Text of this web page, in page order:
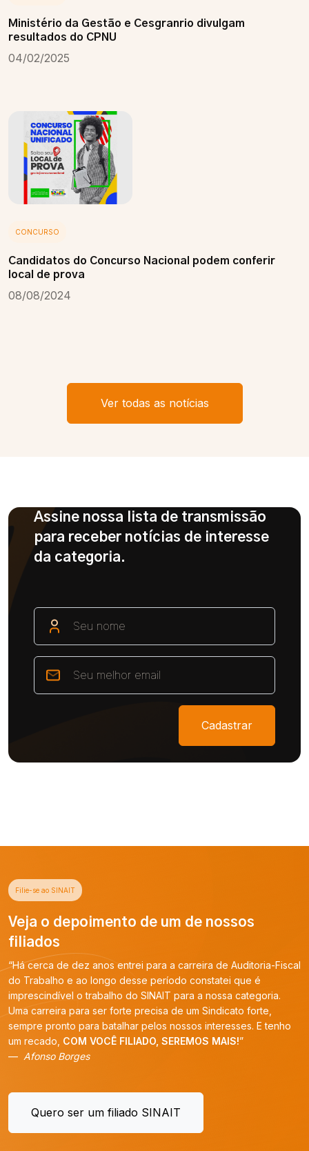
Ministério da Gestão e Cesgranrio divulgam
resultados do CPNU
04/02/2025
CONCURSO
Candidatos do Concurso Nacional podem conferir
local de prova
08/08/2024
Ver todas as notícias
Assine nossa lista de transmissão
para receber notícias de interesse
da categoria.
Cadastrar
Filie-se ao SINAIT
Veja o depoimento de um de nossos
filiados
“Há cerca de dez anos entrei para a carreira de Auditoria-Fiscal
do Trabalho e ao longo desse período constatei que é
imprescindível o trabalho do SINAIT para a nossa categoria.
Uma carreira para ser forte precisa de um Sindicato forte,
sempre pronto para batalhar pelos nossos interesses. E tenho
um recado, COM VOCÊ FILIADO, SEREMOS MAIS!”
Afonso Borges
Quero ser um filiado SINAIT